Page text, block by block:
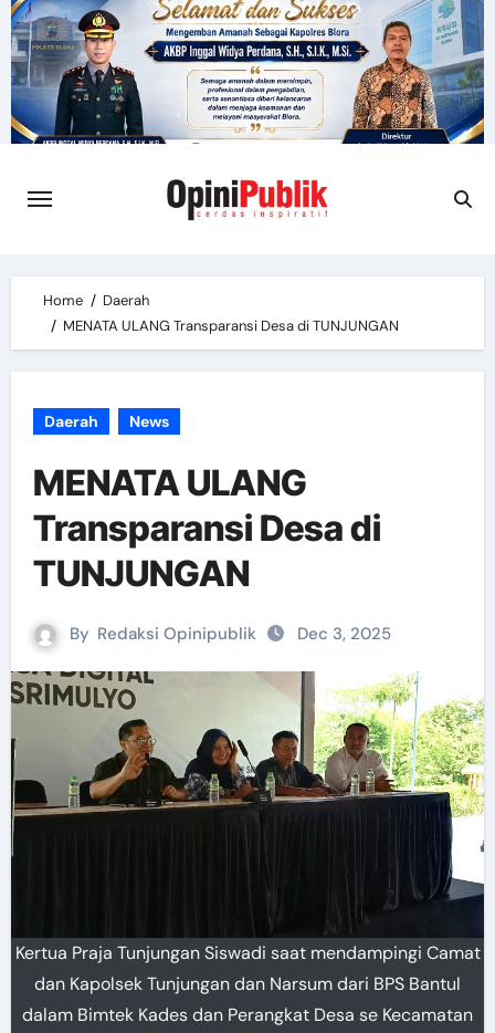
Skip
to
content
Home
Daerah
MENATA ULANG Transparansi Desa di TUNJUNGAN
Daerah News
MENATA ULANG
Transparansi Desa di
TUNJUNGAN
By Redaksi Opinipublik Dec 3, 2025
Kertua Praja Tunjungan Siswadi saat mendampingi Camat
dan Kapolsek Tunjungan dan Narsum dari BPS Bantul
dalam Bimtek Kades dan Perangkat Desa se Kecamatan